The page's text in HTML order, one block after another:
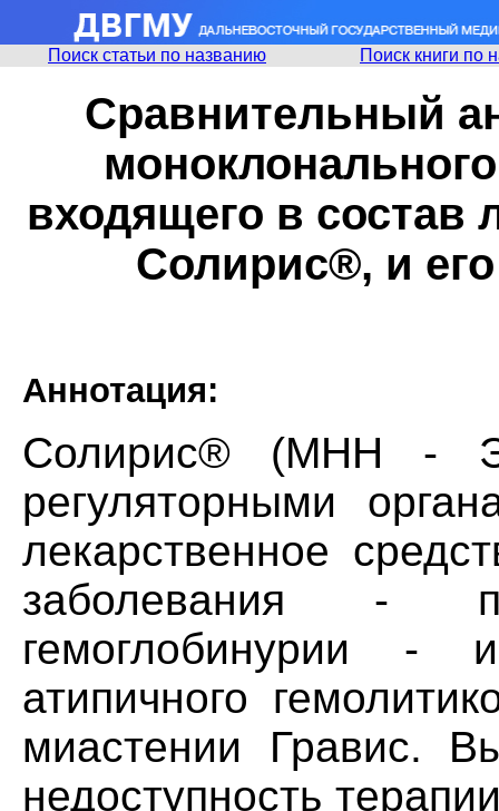
Поиск статьи по названию Поиск книги по
Сравнительный
входящего в состав
Солирис®, и
Аннотация:
Солирис® (MHH -
регуляторными
лекарственное
заболевания -
гемоглобинурии -
атипичного
миастении Гравис.
недоступность